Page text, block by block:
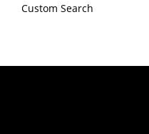
Custom Search